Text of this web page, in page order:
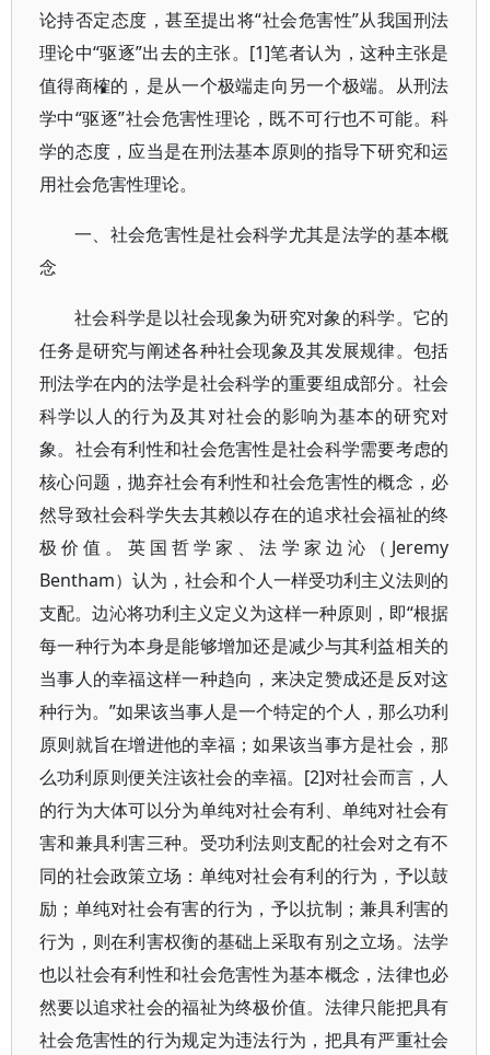
论持否定态度，甚至提出将“社会危害性”从我国刑法
理论中“驱逐”出去的主张。[1]笔者认为，这种主张是
值得商榷的，是从一个极端走向另一个极端。从刑法
学中“驱逐”社会危害性理论，既不可行也不可能。科
学的态度，应当是在刑法基本原则的指导下研究和运
用社会危害性理论。
一、社会危害性是社会科学尤其是法学的基本概
念
社会科学是以社会现象为研究对象的科学。它的
任务是研究与阐述各种社会现象及其发展规律。包括
刑法学在内的法学是社会科学的重要组成部分。社会
科学以人的行为及其对社会的影响为基本的研究对
象。社会有利性和社会危害性是社会科学需要考虑的
核心问题，抛弃社会有利性和社会危害性的概念，必
然导致社会科学失去其赖以存在的追求社会福祉的终
极价值。英国哲学家、法学家边沁（Jeremy
Bentham）认为，社会和个人一样受功利主义法则的
支配。边沁将功利主义定义为这样一种原则，即“根据
每一种行为本身是能够增加还是减少与其利益相关的
当事人的幸福这样一种趋向，来决定赞成还是反对这
种行为。”如果该当事人是一个特定的个人，那么功利
原则就旨在增进他的幸福；如果该当事方是社会，那
么功利原则便关注该社会的幸福。[2]对社会而言，人
的行为大体可以分为单纯对社会有利、单纯对社会有
害和兼具利害三种。受功利法则支配的社会对之有不
同的社会政策立场：单纯对社会有利的行为，予以鼓
励；单纯对社会有害的行为，予以抗制；兼具利害的
行为，则在利害权衡的基础上采取有别之立场。法学
也以社会有利性和社会危害性为基本概念，法律也必
然要以追求社会的福祉为终极价值。法律只能把具有
社会危害性的行为规定为违法行为，把具有严重社会